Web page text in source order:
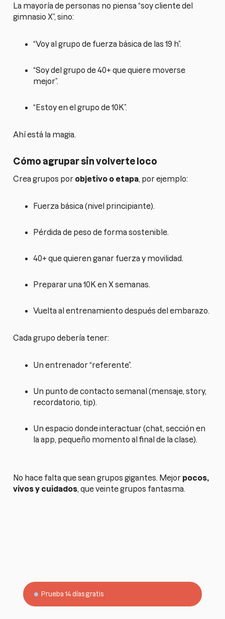
La mayoría de personas no piensa “soy cliente del
gimnasio X”, sino:
“Voy al grupo de fuerza básica de las 19 h”.
“Soy del grupo de 40+ que quiere moverse
mejor”.
“Estoy en el grupo de 10K”.
Ahí está la magia.
Cómo agrupar sin volverte loco
Crea grupos por objetivo o etapa, por ejemplo:
Fuerza básica (nivel principiante).
Pérdida de peso de forma sostenible.
40+ que quieren ganar fuerza y movilidad.
Preparar una 10K en X semanas.
Vuelta al entrenamiento después del embarazo.
Cada grupo debería tener:
Un entrenador “referente”.
Un punto de contacto semanal (mensaje, story,
recordatorio, tip).
Un espacio donde interactuar (chat, sección en
la app, pequeño momento al final de la clase).
No hace falta que sean grupos gigantes. Mejor pocos,
vivos y cuidados, que veinte grupos fantasma.
Prueba 14 días gratis